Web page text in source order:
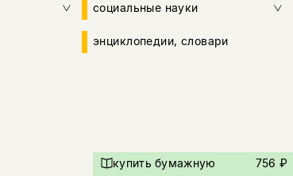
социальные науки
энциклопедии, словари
купить бумажную
756 ₽